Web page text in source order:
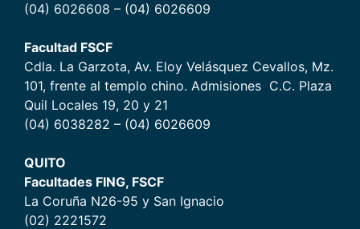
(04) 6026608 – (04) 6026609
Facultad FSCF
Cdla. La Garzota, Av. Eloy Velásquez Cevallos, Mz.
101, frente al templo chino. Admisiones C.C. Plaza
Quil Locales 19, 20 y 21
(04) 6038282 – (04) 6026609
QUITO
Facultades FING, FSCF
La Coruña N26-95 y San Ignacio
(02) 2221572